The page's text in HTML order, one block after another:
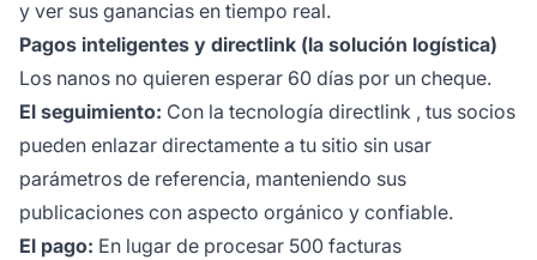
y ver sus ganancias en tiempo real.
Pagos inteligentes y directlink (la solución logística)
Los nanos no quieren esperar 60 días por un cheque.
El seguimiento: Con la tecnología directlink , tus socios
pueden enlazar directamente a tu sitio sin usar
parámetros de referencia, manteniendo sus
publicaciones con aspecto orgánico y confiable.
El pago: En lugar de procesar 500 facturas